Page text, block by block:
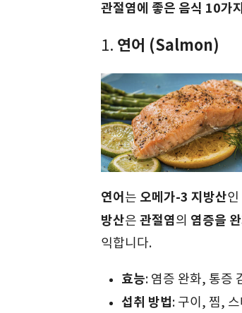
관절염에 좋은 음식 10가지
1. 연어 (Salmon)
연어 는 오메가-3 지방산인
방산은 관절염의 염증을
익합니다.
효능: 염증 완화, 통증
섭취 방법: 구이, 찜,